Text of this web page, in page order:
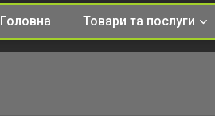
Головна Товари та послуги